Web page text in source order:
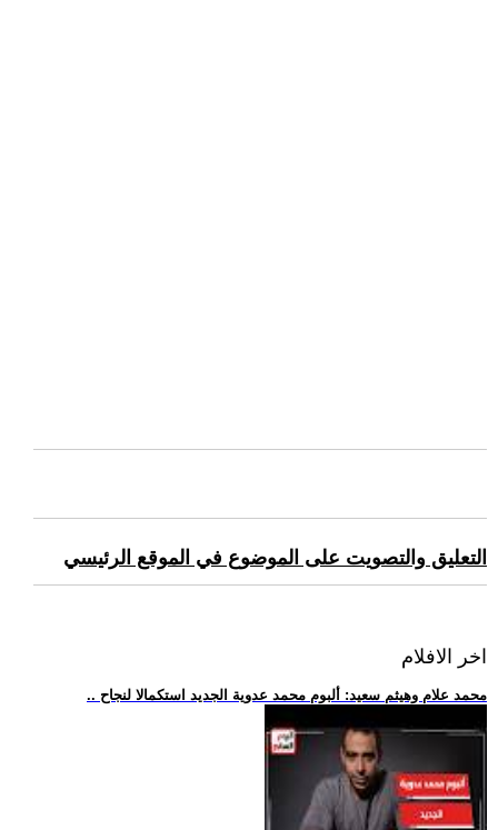
التعليق والتصويت على الموضوع في الموقع الرئيسي
اخر الافلام
.. محمد علام وهيثم سعيد: ألبوم محمد عدوية الجديد استكمالا لنجاح